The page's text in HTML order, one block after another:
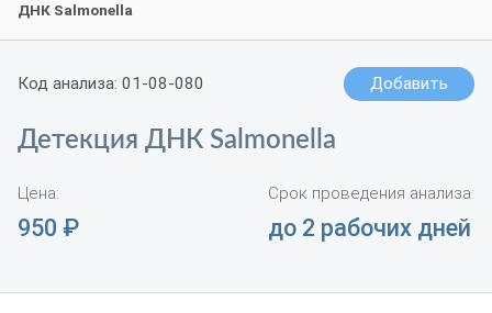
ДНК Salmonella
Код анализа: 01-08-080 Добавить
Детекция ДНК Salmonella
Цена:
950 ₽
Срок проведения анализа:
до 2 рабочих дней